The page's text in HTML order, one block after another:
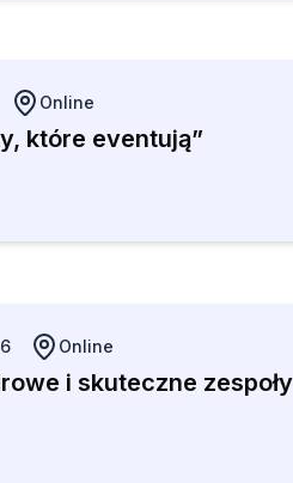
Online
które eventują”
Online
i skuteczne